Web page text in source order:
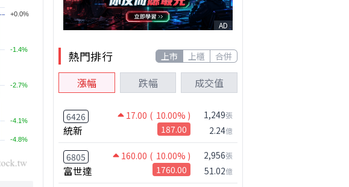
AD
熱門排行 上市 上櫃 合併
漲幅 跌幅 成交值
6426 17.00 ( 10.00% )
統新 187.00
1,249張
2.24億
6805 160.00 ( 10.00% )
富世達 1760.00
2,956張
51.02億